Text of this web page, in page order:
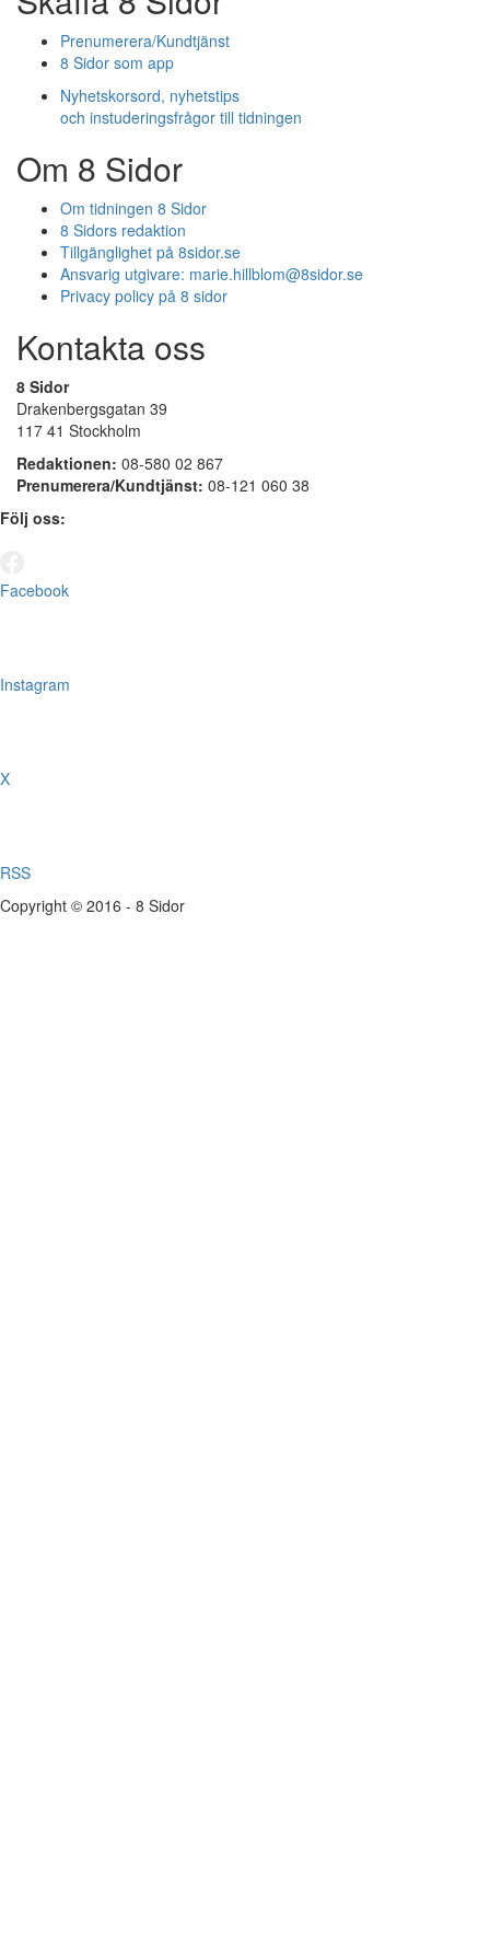
Prenumerera/Kundtjänst
8 Sidor som app
Nyhetskorsord, nyhetstips
och instuderingsfrågor till tidningen
Om 8 Sidor
Om tidningen 8 Sidor
8 Sidors redaktion
Tillgänglighet på 8sidor.se
Ansvarig utgivare: marie.hillblom@8sidor.se
Privacy policy på 8 sidor
Kontakta oss
8 Sidor
Drakenbergsgatan 39
117 41 Stockholm
Redaktionen: 08-580 02 867
Prenumerera/Kundtjänst: 08-121 060 38
Följ oss:
Facebook
Instagram
X
RSS
Copyright © 2016 - 8 Sidor